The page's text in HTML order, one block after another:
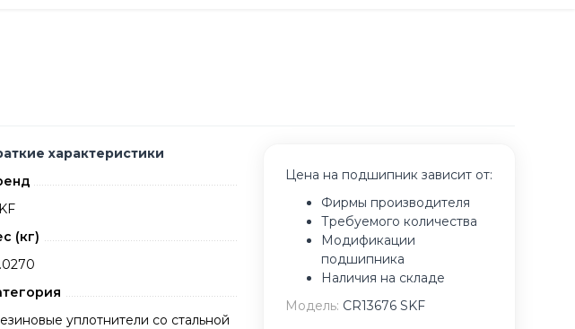
характеристики
(кг)
уплотнители со стальной
Цена на подшипник зависит от:
Фирмы производителя
Требуемого количества
Модификации
подшипника
Наличия на складе
Модель: CR13676 SKF